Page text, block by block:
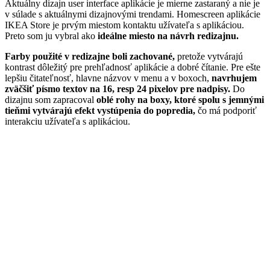
Aktuálny dizajn user interface aplikácie je mierne zastaraný a nie je
v súlade s aktuálnymi dizajnovými trendami. Homescreen aplikácie
IKEA Store je prvým miestom kontaktu užívateľa s aplikáciou.
Preto som ju vybral ako ideálne miesto na návrh redizajnu.
Farby použité v redizajne boli zachované, pretože vytvárajú
kontrast dôležitý pre prehľadnosť aplikácie a dobré čítanie. Pre ešte
lepšiu čitateľnosť, hlavne názvov v menu a v boxoch, navrhujem
zväčšiť písmo textov na 16, resp 24 pixelov pre nadpisy. Do
dizajnu som zapracoval oblé rohy na boxy, ktoré spolu s jemnými
tieňmi vytvárajú efekt vystúpenia do popredia, čo má podporiť
interakciu užívateľa s aplikáciou.